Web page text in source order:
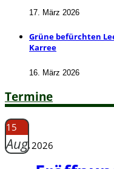
17. März 2026
Grüne befürchten
Karree
16. März 2026
Termine
15
Aug.2026